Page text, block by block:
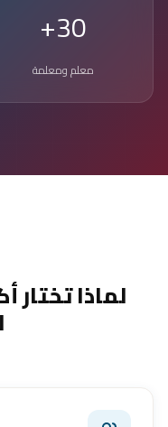
30+
معلم ومعلمة
لماذا تختار